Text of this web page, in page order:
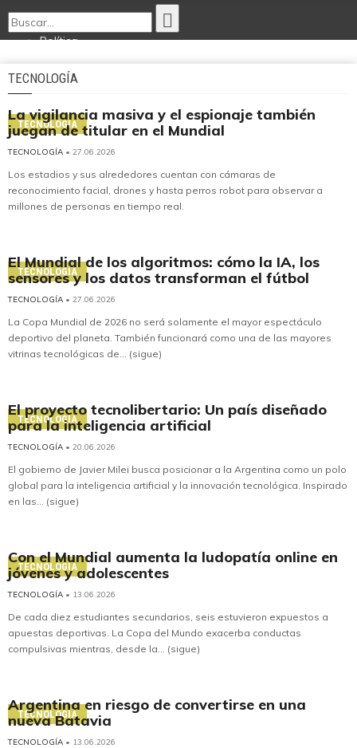
Política
Opinión
Tecnología
Ciencia Nativa
Cultura
TECNOLOGÍA
TECNOLOGÍA
La vigilancia masiva y el espionaje también
juegan de titular en el Mundial
TECNOLOGÍA • 27.06.2026
Los estadios y sus alrededores cuentan con cámaras de
reconocimiento facial, drones y hasta perros robot para observar a
millones de personas en tiempo real.
TECNOLOGÍA
El Mundial de los algoritmos: cómo la IA, los
sensores y los datos transforman el fútbol
TECNOLOGÍA • 27.06.2026
La Copa Mundial de 2026 no será solamente el mayor espectáculo
deportivo del planeta. También funcionará como una de las mayores
vitrinas tecnológicas de... (sigue)
TECNOLOGÍA
El proyecto tecnolibertario: Un país diseñado
para la inteligencia artificial
TECNOLOGÍA • 20.06.2026
El gobierno de Javier Milei busca posicionar a la Argentina como un polo
global para la inteligencia artificial y la innovación tecnológica. Inspirado
en las... (sigue)
TECNOLOGÍA
Con el Mundial aumenta la ludopatía online en
jóvenes y adolescentes
TECNOLOGÍA • 13.06.2026
De cada diez estudiantes secundarios, seis estuvieron expuestos a
apuestas deportivas. La Copa del Mundo exacerba conductas
compulsivas mientras, desde la... (sigue)
TECNOLOGÍA
Argentina en riesgo de convertirse en una
nueva Batavia
TECNOLOGÍA • 13.06.2026